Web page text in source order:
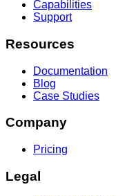
Capabilities
Support
Resources
Documentation
Blog
Case Studies
Company
Pricing
Legal